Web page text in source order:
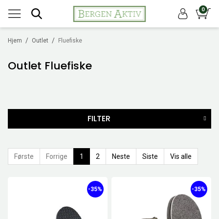
0
/
Hjem /
Outlet Fluefiske
Outlet Fluefiske
FILTER
FARGE
Første Forrige 1 2 Neste Siste Vis alle
-35% -35%